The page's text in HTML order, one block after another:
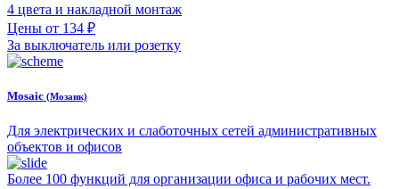
4 цвета и накладной монтаж
Цены от 134 ₽
За выключатель или розетку
Mosaic (Мозаик)
Для электрических и слаботочных сетей административных
объектов и офисов
Более 100 функций для организации офиса и рабочих мест.